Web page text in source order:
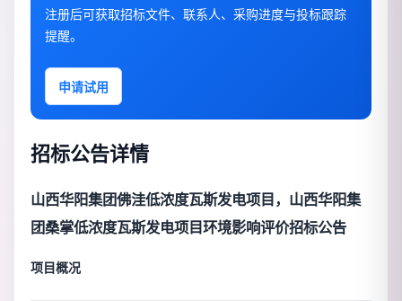
注册后可获取招标文件、联系人、采购进度与投标跟踪
提醒。
申请试用
招标公告详情
山西华阳集团佛洼低浓度瓦斯发电项目，山西华阳集
团桑掌低浓度瓦斯发电项目环境影响评价招标公告
项目概况